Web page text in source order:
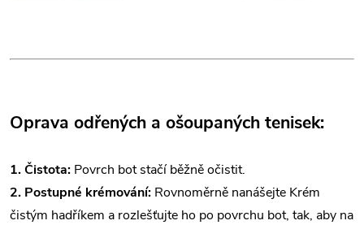
Oprava odřených a ošoupaných tenisek:
1. Čistota: Povrch bot stačí běžně očistit⁣⁣⁣.
2. Postupné krémování: Rovnoměrně nanášejte Krém
čistým hadříkem a rozlešťujte ho po povrchu bot⁣⁣⁣, tak, aby na